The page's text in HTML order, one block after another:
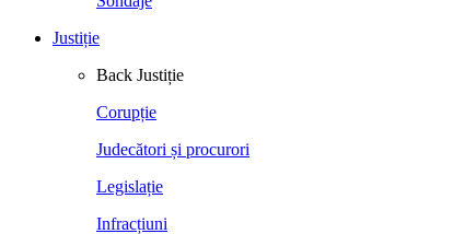
Justiție
Back Justiție
Corupție
Judecători și procurori
Legislație
Infracțiuni